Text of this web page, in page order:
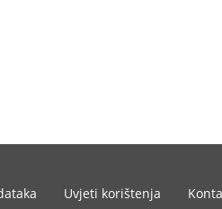
Uvjeti korištenja